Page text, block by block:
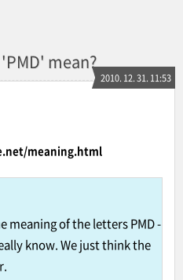
mean?
2010. 12. 31. 11:53
meaning.html
meaning of the letters PMD -
know. We just think the